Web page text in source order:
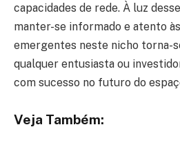
capacidades de rede. À luz
manter-se informado e atento
emergentes neste nicho torna-
qualquer entusiasta ou
com sucesso no futuro do
Veja Também: